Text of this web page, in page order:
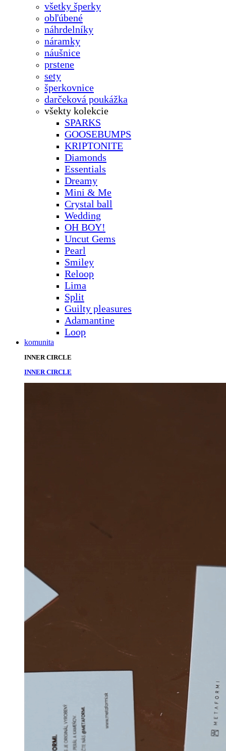
všetky šperky
obľúbené
náhrdelníky
náramky
náušnice
prstene
sety
šperkovnice
darčeková poukážka
všekty kolekcie
SPARKS
GOOSEBUMPS
KRIPTONITE
Diamonds
Essentials
Dreamy
Mini & Me
Crystal ball
Wedding
OH BOY!
Uncut Gems
Pearl
Smiley
Reloop
Lima
Split
Guilty pleasures
Adamantine
Loop
komunita
INNER CIRCLE
INNER CIRCLE